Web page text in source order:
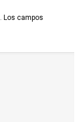
Los campos